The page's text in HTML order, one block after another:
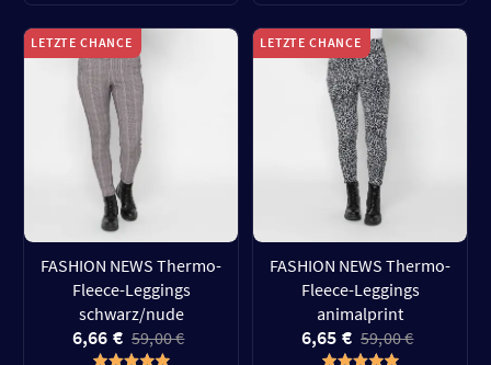
LETZTE CHANCE
FASHION NEWS Thermo-
Fleece-Leggings
schwarz/nude
6,66 € 59,00 €
LETZTE CHANCE
FASHION NEWS Thermo-
Fleece-Leggings
animalprint
6,65 € 59,00 €